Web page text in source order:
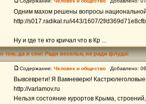
Одним махом решены вопросы
http://s017.radikal.ru/i443/1607/2f/
Ну и где те кто кричал что в Кр ...
том, да и сем! Ради веселья, не ради флуда!
Содержание: Человек и общество Добавлено:
Вывсеврети! Я Вамневерю!
http://varlamov.ru
Нельзя состояние курортов Крыма,